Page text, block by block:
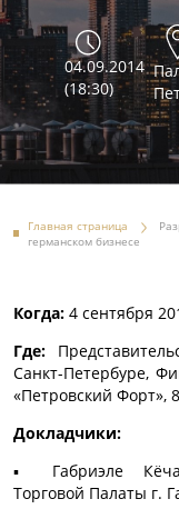
04.09.2014
(18:30)
Главная страница
германском бизнесе
Когда: 4 сентября
Где:
Санкт-Петербуре,
«Петровский Форт»,
Докладчики:
▪ Габриэле
Торговой Палаты г.